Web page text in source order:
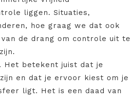
liggen. Situaties,
hoe graag we dat ook
de drang om controle uit te
Het betekent juist dat je
en dat je ervoor kiest om je
ligt. Het is een daad van